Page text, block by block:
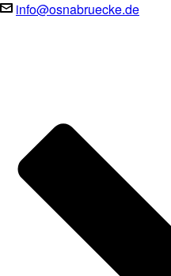
info@osnabruecke.de